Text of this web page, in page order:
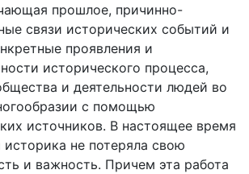
прошлое, причинно-
связи исторических событий и
проявления и
исторического процесса,
и деятельности людей во
с помощью
источников. В настоящее время
историка не потеряла свою
и важность. Причем эта работа